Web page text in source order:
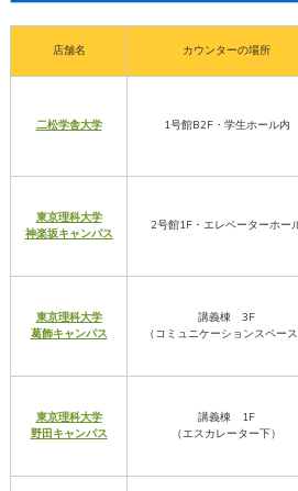
店舗名 カウンターの場所
二松学舎大学 1号館B2F・学生ホール内
東京理科大学
神楽坂キャンパス
2号館1F・エレベーターホー
東京理科大学
葛飾キャンパス
講義棟 3F
（コミュニケーションスペース
東京理科大学
野田キャンパス
講義棟 1F
（エスカレーター下）